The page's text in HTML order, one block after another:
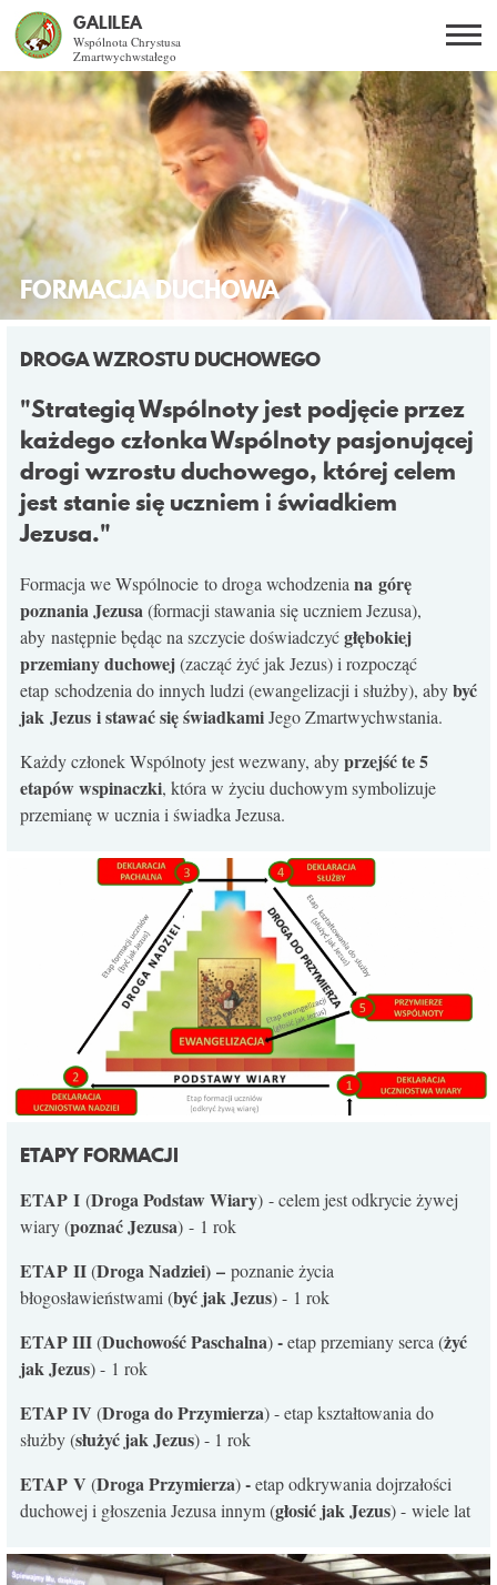
GALILEA
Wspólnota Chrystusa
Zmartwychwstałego
PL EN BG
Szukaj
CO DAJE ŻYCIE Z JEZUSEM?
SPOTKANIA OTWARTE
DLA KOGO?
WSPÓLNOTA
KURSY SE
FORMACJA DUCHOWA
DROGA WZROSTU DUCHOWEGO
"Strategią Wspólnoty jest podjęcie przez
każdego członka Wspólnoty pasjonującej
drogi wzrostu duchowego, której celem
jest stanie się uczniem i świadkiem
Jezusa."
Formacja we Wspólnocie to droga wchodzenia na górę
poznania Jezusa(formacji stawania się uczniem Jezusa),
aby następnie będąc na szczycie doświadczyćgłębokiej
przemiany duchowej(zacząć żyć jak Jezus) i rozpocząć
etap schodzenia do innych ludzi (ewangelizacji i służby), abybyć
jak Jezus i stawać się świadkamiJego Zmartwychwstania.
Każdy członek Wspólnoty jest wezwany, abyprzejść te 5
etapów wspinaczki, która w życiu duchowym symbolizuje
przemianę w ucznia i świadka Jezusa.
ETAPY FORMACJI
ETAP I (Droga Podstaw Wiary) - celem jest odkrycie żywej
wiary (poznać Jezusa) - 1 rok
ETAP II(Droga Nadziei) – poznanie życia
błogosławieństwami (być jak Jezus) - 1 rok
ETAP III(Duchowość Paschalna)-etap przemiany serca (żyć
jak Jezus) - 1 rok
ETAP IV (Droga do Przymierza) - etap kształtowania do
służby (służyć jak Jezus) - 1 rok
ETAP V (Droga Przymierza)-etap odkrywania dojrzałości
duchowej i głoszenia Jezusa innym (głosić jak Jezus) - wiele lat